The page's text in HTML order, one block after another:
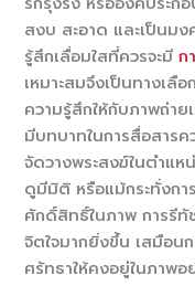
สงบ สะอาด และเป็นม
รู้สึกเลื่อมใสที่ควรจะมีก
เหมาะสมจึงเป็นทางเ
ความรู้สึกให้กับภาพถ่า
มีบทบาทในการสื่อสารค
จัดวางพระสงฆ์ในตำแห
ดูมีมิติ หรือแม้กระทั่งก
ศักดิ์สิทธิ์ในภาพ การรี
จิตใจมากยิ่งขึ้น เสมือน
ศรัทธาให้คงอยู่ในภาพอ